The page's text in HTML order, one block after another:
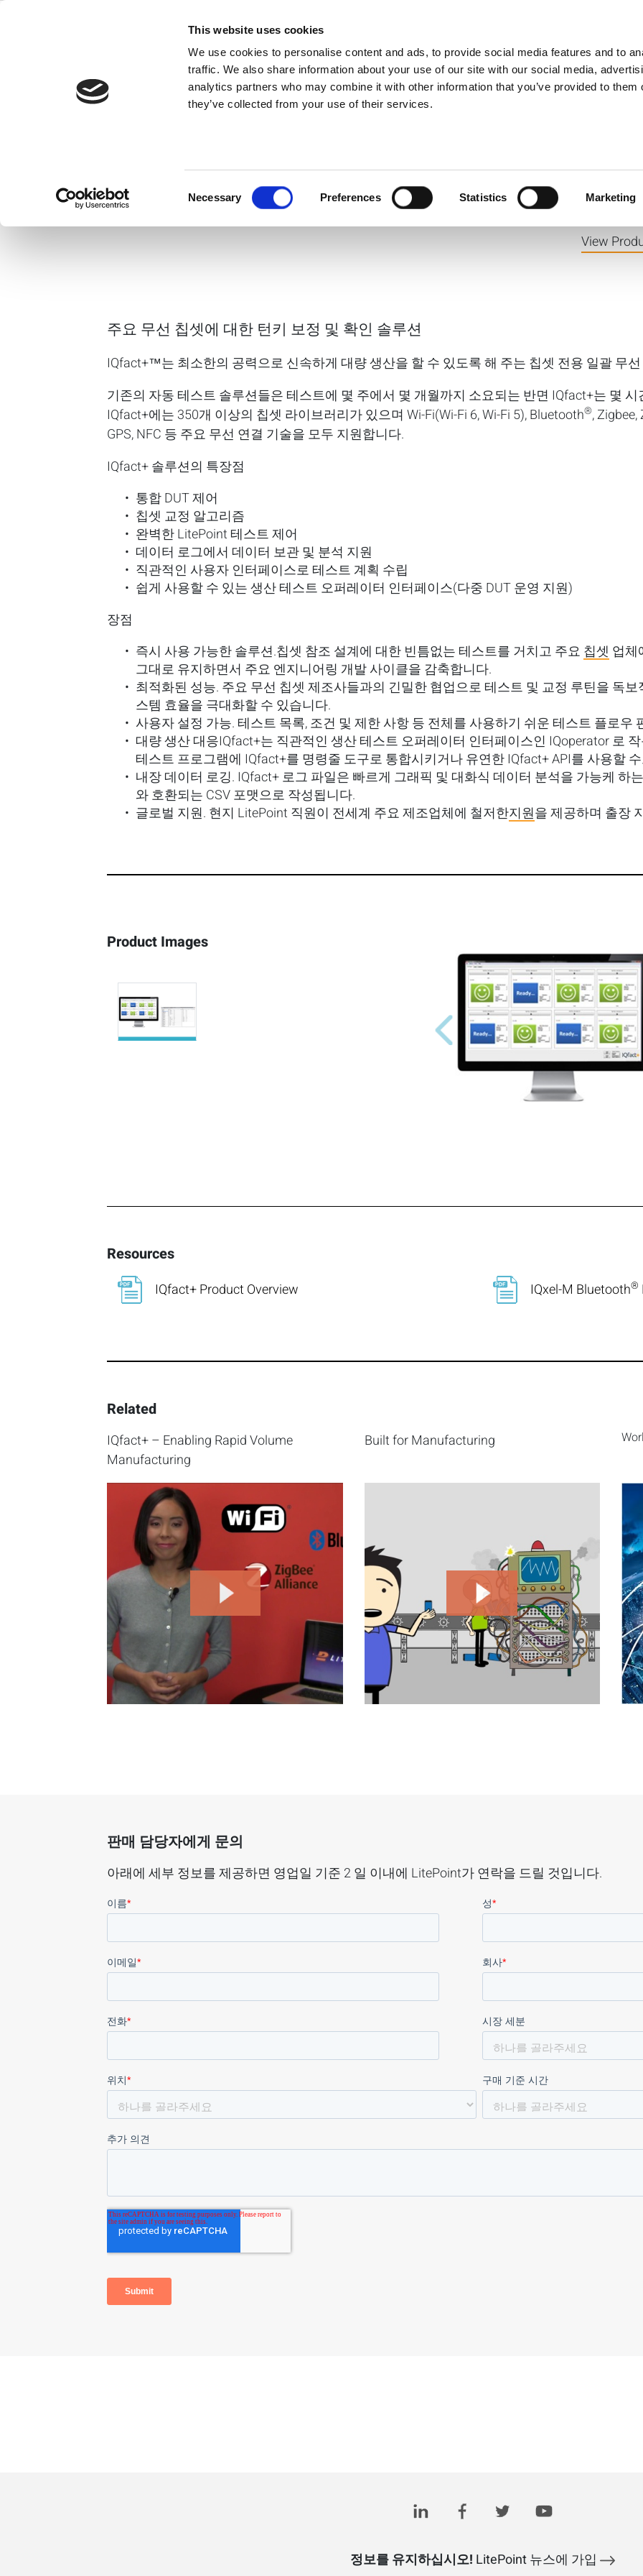
This website uses cookies
We use cookies to personalise content and ads, to provide social media features and to
traffic. We also share information about your use of our site with our social media,
analytics partners who may combine it with other information that you’ve provided to them
they’ve collected from your use of their services.
Necessary Preferences Statistics Marketing
IQfact+ 소프트웨어
확인 솔루션
View
주요 무선 칩셋에 대한 턴키 보정 및 확인 솔루션
IQfact+™는 최소한의 공력으로 신속하게 대량 생산을 할 수 있도록 해 주는 칩셋 전용 일괄 무
기존의 자동 테스트 솔루션들은 테스트에 몇 주에서 몇 개월까지 소요되는 반면 IQfact+는 몇
IQfact+에는 350개 이상의 칩셋 라이브러리가 있으며 Wi-Fi(Wi-Fi 6, Wi-Fi 5), Bluetooth®, Zigbee,
GPS, NFC 등 주요 무선 연결 기술을 모두 지원합니다.
IQfact+솔루션의 특장점
통합 DUT 제어
칩셋 교정 알고리즘
완벽한 LitePoint 테스트 제어
데이터 로그에서 데이터 보관 및 분석 지원
직관적인 사용자 인터페이스로 테스트 계획 수립
쉽게 사용할 수 있는 생산 테스트 오퍼레이터 인터페이스(다중 DUT 운영 지원)
장점
즉시 사용 가능한솔루션.칩셋 참조 설계에 대한 빈틈없는 테스트를 거치고 주요 칩셋 업체
그대로 유지하면서 주요 엔지니어링 개발 사이클을 감축합니다.
최적화된 성능. 주요 무선 칩셋 제조사들과의 긴밀한 협업으로 테스트 및 교정 루틴을 독
스템 효율을 극대화할 수 있습니다.
사용자설정 가능. 테스트 목록, 조건 및 제한 사항 등 전체를 사용하기 쉬운 테스트 플로우
대량생산대응IQfact+는 직관적인 생산 테스트 오퍼레이터 인터페이스인 IQoperator 로
테스트 프로그램에 IQfact+를 명령줄 도구로 통합시키거나 유연한 IQfact+ API를 사용할
내장데이터 로깅. IQfact+ 로그 파일은 빠르게 그래픽 및 대화식 데이터 분석을 가능케 하
와 호환되는 CSV 포맷으로 작성됩니다.
글로벌 지원. 현지 LitePoint 직원이 전세계 주요 제조업체에 철저한지원을 제공하며 출장
Product Images
Previous
Resources
IQfact+ Product Overview IQxel-M Bluetooth®
Related
IQfact+ – Enabling Rapid Volume
Manufacturing
Built for Manufacturing
판매 담당자에게 문의
아래에 세부 정보를 제공하면 영업일 기준 2 일 이내에 LitePoint가 연락을 드릴 것입니다.
정보를 유지하십시오! LitePoint 뉴스에 가입